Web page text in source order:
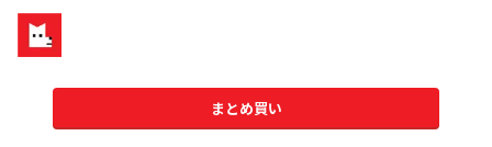
まとめ買い